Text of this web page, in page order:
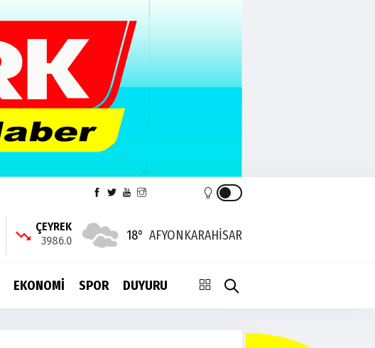
ÇEYREK
3986.0
18° AFYONKARAHISAR
EKONOMİ SPOR DUYURU